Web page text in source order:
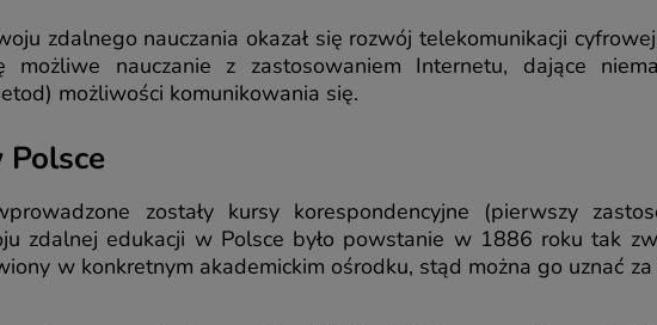
zdalnego nauczania okazał się rozwój telekomunikacji
możliwe nauczanie z zastosowaniem Internetu, dające
możliwości komunikowania się.
zostały kursy korespondencyjne (pierwszy
zdalnej edukacji w Polsce było powstanie w 1886 roku tak
w konkretnym akademickim ośrodku, stąd można go uznać